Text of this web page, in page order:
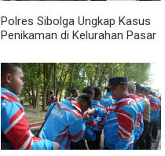
Polres Sibolga Ungkap Kasus
Penikaman di Kelurahan Pasar